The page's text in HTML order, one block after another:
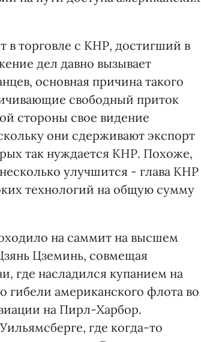
в торговле с КНР, достигший в
дел давно вызывает
основная причина такого
свободный приток
стороны свое видение
они сдерживают экспорт
так нуждается КНР. Похоже,
улучшится - глава КНР
технологий на общую сумму
на саммит на высшем
Цземинь, совмещая
где насладился купанием на
американского флота во
на Пирл-Харбор.
где когда-то